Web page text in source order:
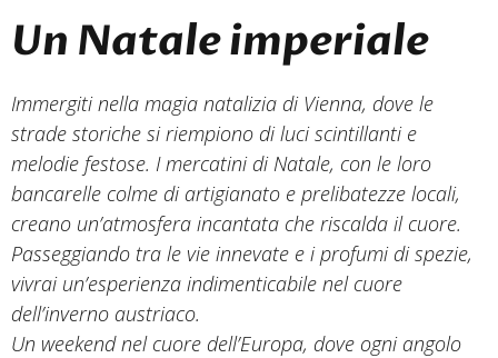
Un Natale imperiale
Immergiti nella magia natalizia di Vienna, dove le
strade storiche si riempiono di luci scintillanti e
melodie festose. I mercatini di Natale, con le loro
bancarelle colme di artigianato e prelibatezze locali,
creano un’atmosfera incantata che riscalda il cuore.
Passeggiando tra le vie innevate e i profumi di spezie,
vivrai un’esperienza indimenticabile nel cuore
dell’inverno austriaco.
Un weekend nel cuore dell’Europa, dove ogni angolo